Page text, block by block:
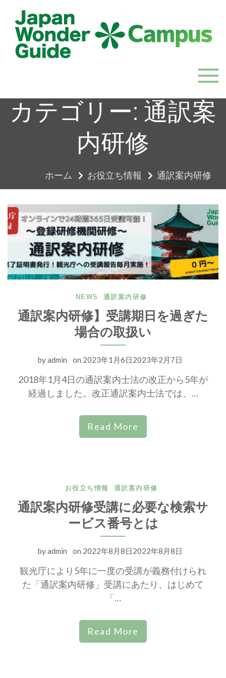
content
JapanWonderGuide Campus
「日本のガイドの質を世界一に」を目指すガイドコミ
カテゴリー: 通訳案
内研修
ホーム お役立ち情報 通訳案内研修
NEWS 通訳案内研修
通訳案内研修】受講期日を過ぎた
場合の取扱い
byadmin on 2023年1月6日2023年2月7日
2018年1月4日の通訳案内士法の改正から5年が
経過しました。改正通訳案内士法では、…
Read More
お役立ち情報 通訳案内研修
通訳案内研修受講に必要な検索サ
ービス番号とは
byadmin on 2022年8月8日2022年8月8日
観光庁により5年に一度の受講が義務付けられ
た「通訳案内研修」受講にあたり、はじめて
「…
Read More